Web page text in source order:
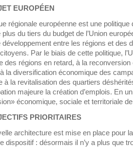
EUROPÉEN
régionale européenne est une politique
du tiers du budget de l’Union
développement entre les régions et des
Par le biais de cette politique,
des régions en retard, à la
la diversification économique des
à la revitalisation des quartiers
majeure la création d’emplois. En
économique, sociale et territoriale de
PRIORITAIRES
architecture est mise en place pour
dispositif : désormais il n’y a plus que